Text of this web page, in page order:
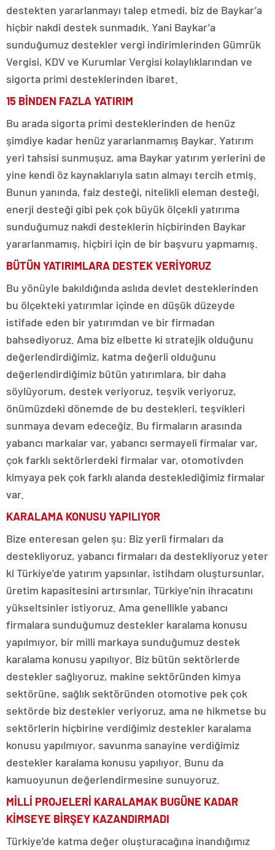
destekten yararlanmayı talep etmedi, biz de Baykar’a
hiçbir nakdi destek sunmadık. Yani Baykar’a
sunduğumuz destekler vergi indirimlerinden Gümrük
Vergisi, KDV ve Kurumlar Vergisi kolaylıklarından ve
sigorta primi desteklerinden ibaret.
15 BİNDEN FAZLA YATIRIM
Bu arada sigorta primi desteklerinden de henüz
şimdiye kadar henüz yararlanmamış Baykar. Yatırım
yeri tahsisi sunmuşuz, ama Baykar yatırım yerlerini de
yine kendi öz kaynaklarıyla satın almayı tercih etmiş.
Bunun yanında, faiz desteği, nitelikli eleman desteği,
enerji desteği gibi pek çok büyük ölçekli yatırıma
sunduğumuz nakdi desteklerin hiçbirinden Baykar
yararlanmamış, hiçbiri için de bir başvuru yapmamış.
BÜTÜN YATIRIMLARA DESTEK VERİYORUZ
Bu yönüyle bakıldığında aslıda devlet desteklerinden
bu ölçekteki yatırımlar içinde en düşük düzeyde
istifade eden bir yatırımdan ve bir firmadan
bahsediyoruz. Ama biz elbette ki stratejik olduğunu
değerlendirdiğimiz, katma değerli olduğunu
değerlendirdiğimiz bütün yatırımlara, bir daha
söylüyorum, destek veriyoruz, teşvik veriyoruz,
önümüzdeki dönemde de bu destekleri, teşvikleri
sunmaya devam edeceğiz. Bu firmaların arasında
yabancı markalar var, yabancı sermayeli firmalar var,
çok farklı sektörlerdeki firmalar var, otomotivden
kimyaya pek çok farklı alanda desteklediğimiz firmalar
var.
KARALAMA KONUSU YAPILIYOR
Bize enteresan gelen şu: Biz yerli firmaları da
destekliyoruz, yabancı firmaları da destekliyoruz yeter
ki Türkiye’de yatırım yapsınlar, istihdam oluştursunlar,
üretim kapasitesini artırsınlar, Türkiye’nin ihracatını
yükseltsinler istiyoruz. Ama genellikle yabancı
firmalara sunduğumuz destekler karalama konusu
yapılmıyor, bir milli markaya sunduğumuz destek
karalama konusu yapılıyor. Biz bütün sektörlerde
destekler sağlıyoruz, makine sektöründen kimya
sektörüne, sağlık sektöründen otomotive pek çok
sektörde biz destekler veriyoruz, ama ne hikmetse bu
sektörlerin hiçbirine verdiğimiz destekler karalama
konusu yapılmıyor, savunma sanayine verdiğimiz
destekler karalama konusu yapılıyor. Bunu da
kamuoyunun değerlendirmesine sunuyoruz.
MİLLİ PROJELERİ KARALAMAK BUGÜNE KADAR
KİMSEYE BİRŞEY KAZANDIRMADI
Türkiye’de katma değer oluşturacağına inandığımız